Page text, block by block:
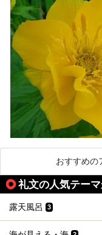
おすすめの
礼文の人気テー
露天風呂 3